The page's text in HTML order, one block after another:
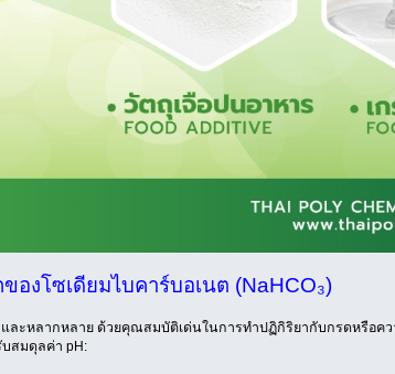
งโซเดียมไบคาร์บอเนต (NaHCO₃)
ละหลากหลาย ด้วยคุณสมบัติเด่นในการทำปฏิกิริยากับกรดหรือค
สมดุลค่า pH: